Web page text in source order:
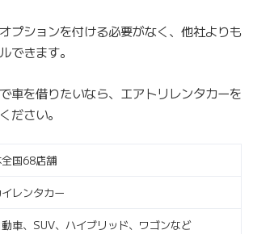
プションを付ける必要がなく、他社よりも
できます。
車を借りたいなら、エアトリレンタカーを
ださい。
国68店舗
レンタカー
車、SUV、ハイブリッド、ワゴンなど